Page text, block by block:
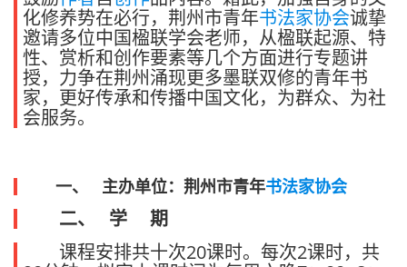
化修养势在必行，荆州市青年书法家协会诚挚
邀请多位中国楹联学会老师，从楹联起源、特
性、赏析和创作要素等几个方面进行专题讲
授，力争在荆州涌现更多墨联双修的青年书
家，更好传承和传播中国文化，为群众、为社
会服务。
一、 主办单位：荆州市青年书法家协会
二、 学 期
课程安排共十次20课时。每次2课时，共